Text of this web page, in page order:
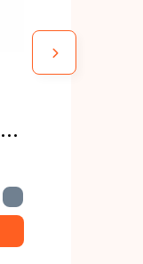
Victorian Sense Tinbox Fresh Cotton geurkaars